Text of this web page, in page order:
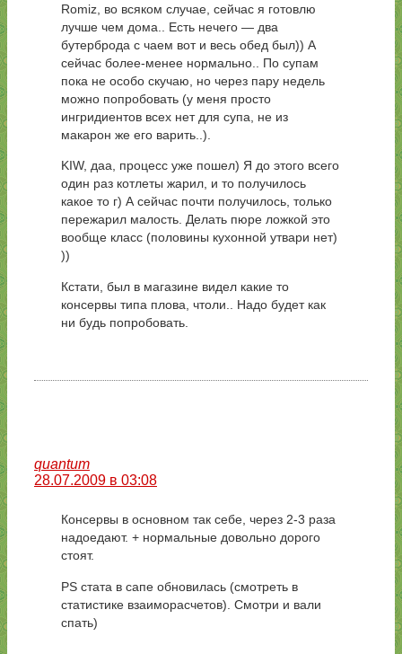
Romiz, во всяком случае, сейчас я готовлю
лучше чем дома.. Есть нечего — два
бутерброда с чаем вот и весь обед был)) А
сейчас более-менее нормально.. По супам
пока не особо скучаю, но через пару недель
можно попробовать (у меня просто
ингридиентов всех нет для супа, не из
макарон же его варить..).
KIW, даа, процесс уже пошел) Я до этого всего
один раз котлеты жарил, и то получилось
какое то г) А сейчас почти получилось, только
пережарил малость. Делать пюре ложкой это
вообще класс (половины кухонной утвари нет)
))
Кстати, был в магазине видел какие то
консервы типа плова, чтоли.. Надо будет как
ни будь попробовать.
quantum
28.07.2009 в 03:08
Консервы в основном так себе, через 2-3 раза
надоедают. + нормальные довольно дорого
стоят.
PS стата в сапе обновилась (смотреть в
статистике взаиморасчетов). Смотри и вали
спать)